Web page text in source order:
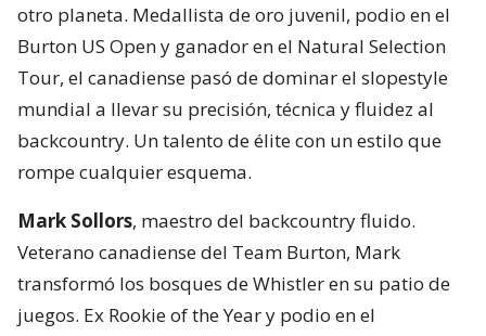
otro planeta. Medallista de oro juvenil, podio en el
Burton US Open y ganador en el Natural Selection
Tour, el canadiense pasó de dominar el slopestyle
mundial a llevar su precisión, técnica y fluidez al
backcountry. Un talento de élite con un estilo que
rompe cualquier esquema.
Mark Sollors, maestro del backcountry fluido.
Veterano canadiense del Team Burton, Mark
transformó los bosques de Whistler en su patio de
juegos. Ex Rookie of the Year y podio en el